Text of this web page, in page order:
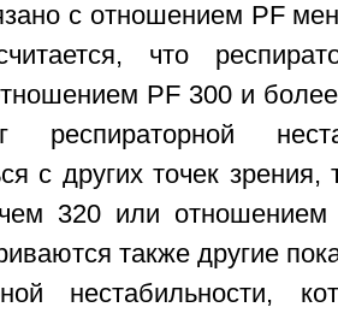
с отношением PF
что
PF 300 и
респираторной
с других точек зрения,
320 или
также другие
нестабильности,